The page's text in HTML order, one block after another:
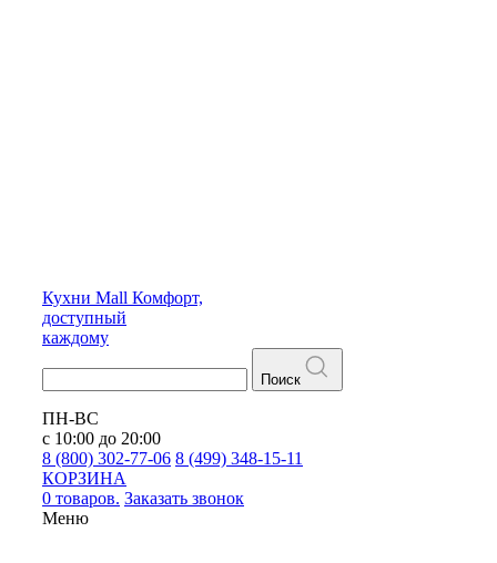
Кухни Mall Комфорт,
доступный
каждому
Поиск
ПН-ВС
с 10:00 до 20:00
8 (800) 302-77-06 8 (499) 348-15-11
КОРЗИНА
0 товаров. Заказать звонок
Меню